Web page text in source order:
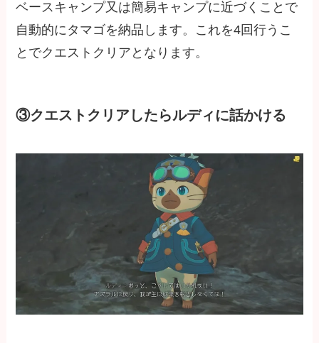
ベースキャンプ又は簡易キャンプに近づくことで
自動的にタマゴを納品します。これを4回行うこ
とでクエストクリアとなります。
③クエストクリアしたらルディに話かける